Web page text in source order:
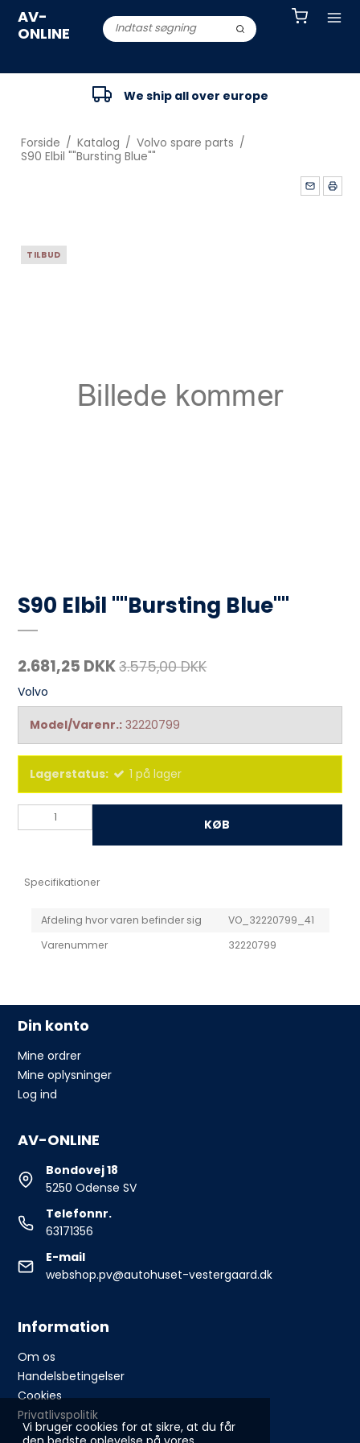
Vi bruger cookies for at sikre, at du får
AV-
ONLINE
We ship all over europe
Forside / Katalog / Volvo spare parts /
S90 Elbil ""Bursting Blue""
TILBUD
S90 Elbil ""Bursting Blue""
2.681,25 DKK3.575,00 DKK
Volvo
Model/Varenr.: 32220799
Lagerstatus: 1 på lager
KØB
Specifikationer
Afdeling hvor varen befinder sig
VO_32220799_41
Varenummer
32220799
Din konto
Mine ordrer
Mine oplysninger
Log ind
AV-ONLINE
Bondovej 18
5250 Odense SV
Telefonnr.
63171356
E-mail
webshop.pv@autohuset-vestergaard.dk
Information
Om os
Handelsbetingelser
Cookies
Privatlivspolitik